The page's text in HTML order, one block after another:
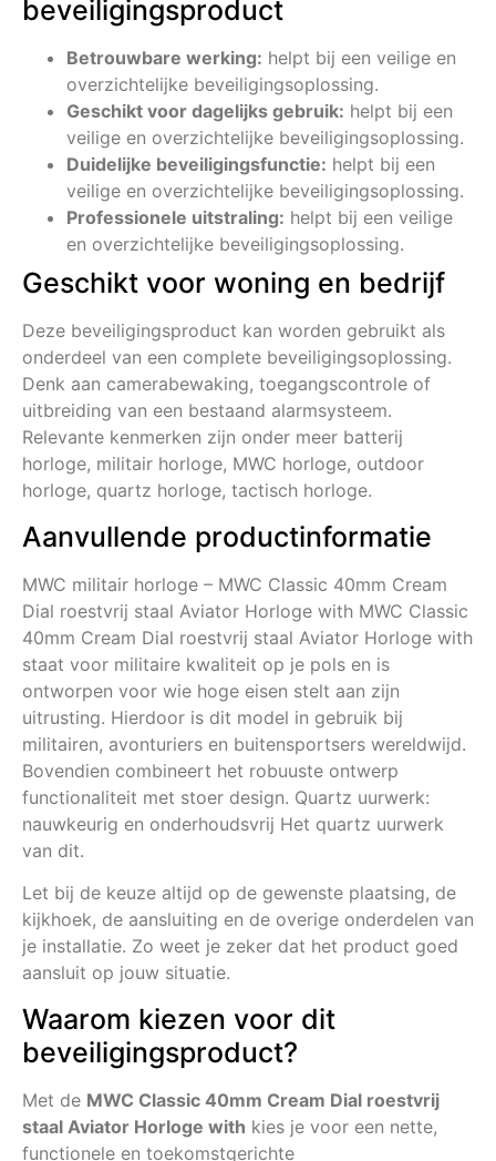
beveiligingsproduct
Betrouwbare werking: helpt bij een veilige en
overzichtelijke beveiligingsoplossing.
Geschikt voor dagelijks gebruik: helpt bij een
veilige en overzichtelijke beveiligingsoplossing.
Duidelijke beveiligingsfunctie: helpt bij een
veilige en overzichtelijke beveiligingsoplossing.
Professionele uitstraling: helpt bij een veilige
en overzichtelijke beveiligingsoplossing.
Geschikt voor woning en bedrijf
Deze beveiligingsproduct kan worden gebruikt als
onderdeel van een complete beveiligingsoplossing.
Denk aan camerabewaking, toegangscontrole of
uitbreiding van een bestaand alarmsysteem.
Relevante kenmerken zijn onder meer batterij
horloge, militair horloge, MWC horloge, outdoor
horloge, quartz horloge, tactisch horloge.
Aanvullende productinformatie
MWC militair horloge – MWC Classic 40mm Cream
Dial roestvrij staal Aviator Horloge with MWC Classic
40mm Cream Dial roestvrij staal Aviator Horloge with
staat voor militaire kwaliteit op je pols en is
ontworpen voor wie hoge eisen stelt aan zijn
uitrusting. Hierdoor is dit model in gebruik bij
militairen, avonturiers en buitensportsers wereldwijd.
Bovendien combineert het robuuste ontwerp
functionaliteit met stoer design. Quartz uurwerk:
nauwkeurig en onderhoudsvrij Het quartz uurwerk
van dit.
Let bij de keuze altijd op de gewenste plaatsing, de
kijkhoek, de aansluiting en de overige onderdelen van
je installatie. Zo weet je zeker dat het product goed
aansluit op jouw situatie.
Waarom kiezen voor dit
beveiligingsproduct?
Met de MWC Classic 40mm Cream Dial roestvrij
staal Aviator Horloge with kies je voor een nette,
functionele en toekomstgerichte